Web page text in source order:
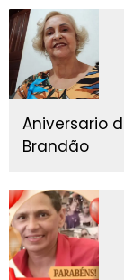
Aniversario
Brandão